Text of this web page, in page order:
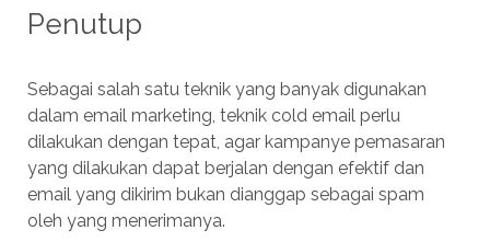
Penutup
Sebagai salah satu teknik yang banyak digunakan
dalam email marketing, teknik cold email perlu
dilakukan dengan tepat, agar kampanye pemasaran
yang dilakukan dapat berjalan dengan efektif dan
email yang dikirim bukan dianggap sebagai spam
oleh yang menerimanya.